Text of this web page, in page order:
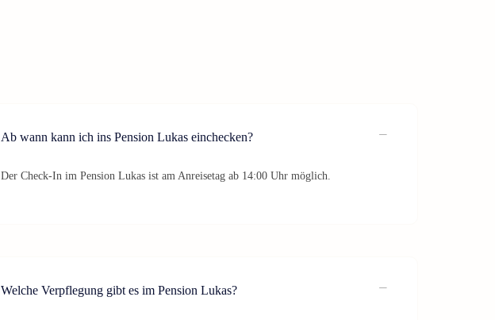
Ab wann kann ich ins Pension Lukas einchecken?
Der Check-In im Pension Lukas ist am Anreisetag ab 14:00 Uhr möglich.
Welche Verpflegung gibt es im Pension Lukas?